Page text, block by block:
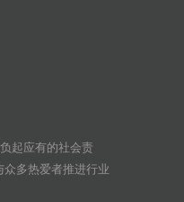
起应有的社会责
多热爱者推进行业